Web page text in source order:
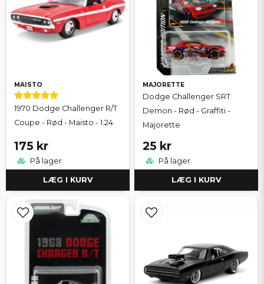
MAISTO
1970 Dodge Challenger R/T
Coupe - Rød - Maisto - 1:24
175 kr
På lager
LÆG I KURV
MAJORETTE
Dodge Challenger SRT
Demon - Rød - Graffiti -
Majorette
25 kr
På lager
LÆG I KURV